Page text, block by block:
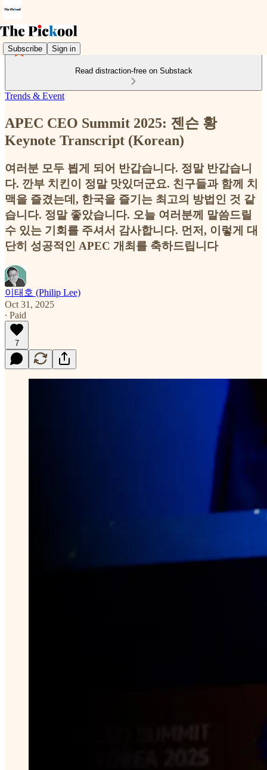
Subscribe Sign in
Read distraction-free on Substack
Trends & Event
APEC CEO Summit 2025: 젠슨 황
Keynote Transcript (Korean)
여러분 모두 뵙게 되어 반갑습니다. 정말 반갑습니
다. 깐부 치킨이 정말 맛있더군요. 친구들과 함께 치
맥을 즐겼는데, 한국을 즐기는 최고의 방법인 것 같
습니다. 정말 좋았습니다. 오늘 여러분께 말씀드릴
수 있는 기회를 주셔서 감사합니다. 먼저, 이렇게 대
단히 성공적인 APEC 개최를 축하드립니다
이태호 (Philip Lee)
Oct 31, 2025
∙ Paid
7